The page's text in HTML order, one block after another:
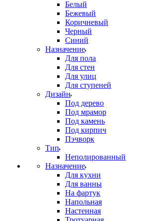
Белый
Бежевый
Коричневый
Черный
Синий
Назначение
Для пола
Для стен
Для улиц
Для ступеней
Дизайн
Под дерево
Под мрамор
Под камень
Под кирпич
Пэчворк
Тип
Неполированный
Назначение
Для кухни
Для ванны
На фартук
Напольная
Настенная